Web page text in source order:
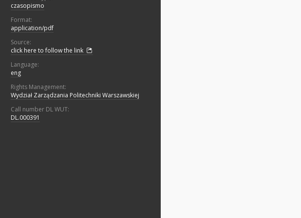
czasopismo
Format:
application/pdf
Source:
click here to follow the link
Language:
eng
Rights Management:
Wydział Zarządzania Politechniki Warszawskiej
Call number DL WUT:
DL.000391